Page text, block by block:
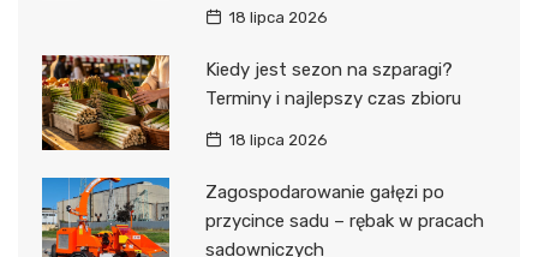
18 lipca 2026
Kiedy jest sezon na szparagi?
Terminy i najlepszy czas zbioru
18 lipca 2026
Zagospodarowanie gałęzi po
przycince sadu – rębak w pracach
sadowniczych